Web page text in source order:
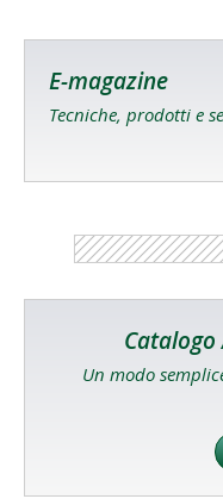
E-magazine
Tecniche, prodotti e
Un modo